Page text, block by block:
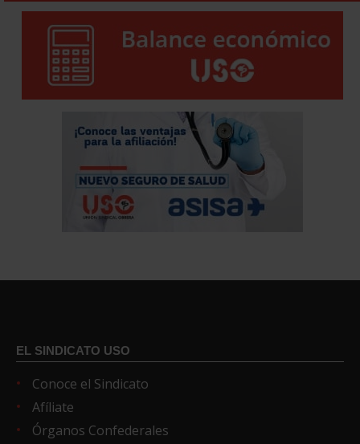
EL SINDICATO USO
Conoce el Sindicato
Afíliate
Órganos Confederales